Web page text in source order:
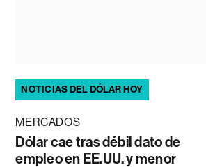
NOTICIAS DEL DÓLAR HOY
MERCADOS
Dólar cae tras débil dato de
empleo en EE.UU. y menor